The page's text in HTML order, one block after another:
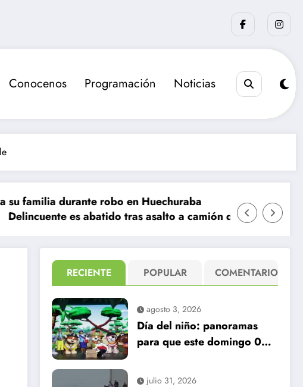
Conocenos Programación Noticias
robo en Huechuraba
abatido tras asalto a camión de valores en Santiago
La sanción que busca
RECIENTE POPULAR COMENTARIO
agosto 3, 2026
Día del niño: panoramas
para que este domingo 09
julio 31, 2026